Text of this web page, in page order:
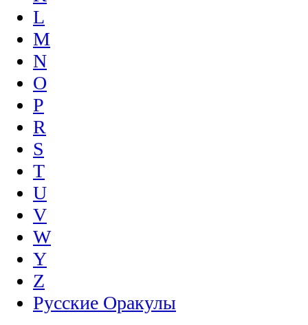
L
M
N
O
P
R
S
T
U
V
W
Y
Z
Русские Оракулы